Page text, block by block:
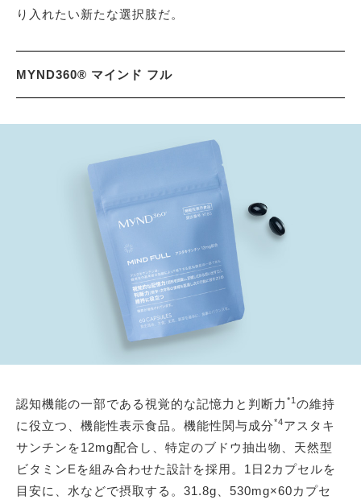
り入れたい新たな選択肢だ。
MYND360® マインド フル
認知機能の一部である視覚的な記憶力と判断力 *1 の維持
に役立つ、機能性表示食品。機能性関与成分*4アスタキ
サンチンを12mg配合し、特定のブドウ抽出物、天然型
ビタミンEを組み合わせた設計を採用。1日2カプセルを
目安に、水などで摂取する。31.8g、530mg×60カプセ